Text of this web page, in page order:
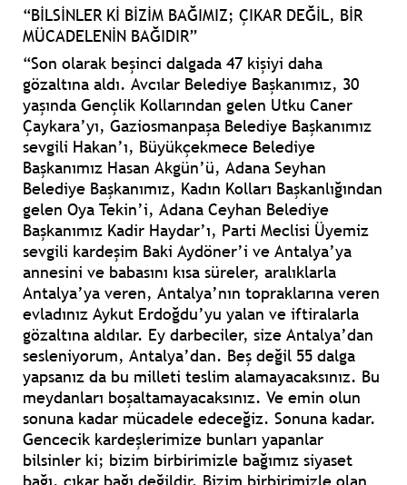
“BİLSİNLER Kİ BİZİM BAĞIMIZ; ÇIKAR DEĞİL, BİR
MÜCADELENİN BAĞIDIR”
“Son olarak beşinci dalgada 47 kişiyi daha
gözaltına aldı. Avcılar Belediye Başkanımız, 30
yaşında Gençlik Kollarından gelen Utku Caner
Çaykara’yı, Gaziosmanpaşa Belediye Başkanımız
sevgili Hakan’ı, Büyükçekmece Belediye
Başkanımız Hasan Akgün’ü, Adana Seyhan
Belediye Başkanımız, Kadın Kolları Başkanlığından
gelen Oya Tekin’i, Adana Ceyhan Belediye
Başkanımız Kadir Haydar’ı, Parti Meclisi Üyemiz
sevgili kardeşim Baki Aydöner’i ve Antalya’ya
annesini ve babasını kısa süreler, aralıklarla
Antalya’ya veren, Antalya’nın topraklarına veren
evladınız Aykut Erdoğdu’yu yalan ve iftiralarla
gözaltına aldılar. Ey darbeciler, size Antalya’dan
sesleniyorum, Antalya’dan. Beş değil 55 dalga
yapsanız da bu milleti teslim alamayacaksınız. Bu
meydanları boşaltamayacaksınız. Ve emin olun
sonuna kadar mücadele edeceğiz. Sonuna kadar.
Gencecik kardeşlerimize bunları yapanlar
bilsinler ki; bizim birbirimizle bağımız siyaset